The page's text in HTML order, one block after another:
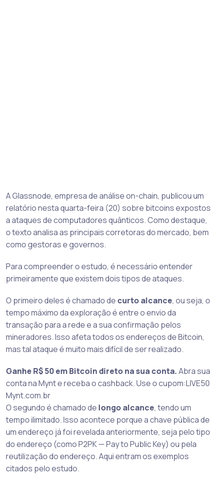
A Glassnode, empresa de análise on-chain, publicou um
relatório nesta quarta-feira (20) sobre bitcoins expostos
a ataques de computadores quânticos. Como destaque,
o texto analisa as principais corretoras do mercado, bem
como gestoras e governos.
Para compreender o estudo, é necessário entender
primeiramente que existem dois tipos de ataques.
O primeiro deles é chamado de curto alcance, ou seja, o
tempo máximo da exploração é entre o envio da
transação para a rede e a sua confirmação pelos
mineradores. Isso afeta todos os endereços de Bitcoin,
mas tal ataque é muito mais difícil de ser realizado.
Ganhe R$ 50 em Bitcoin direto na sua conta.Abra sua
conta na Mynt e receba o cashback. Use o cupom:LIVE50
Mynt.com.br
O segundo é chamado de longo alcance, tendo um
tempo ilimitado. Isso acontece porque a chave pública de
um endereço já foi revelada anteriormente, seja pelo tipo
do endereço (como P2PK — Pay to Public Key) ou pela
reutilização do endereço. Aqui entram os exemplos
citados pelo estudo.